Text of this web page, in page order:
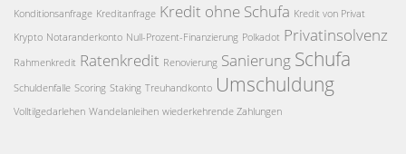
Konditionsanfrage Kreditanfrage Kredit ohne Schufa Kredit von Privat
Krypto Notaranderkonto Null-Prozent-Finanzierung Polkadot Privatinsolvenz
Rahmenkredit Ratenkredit Renovierung Sanierung Schufa
Schuldenfalle Scoring Staking Treuhandkonto Umschuldung
Volltilgedarlehen Wandelanleihen wiederkehrende Zahlungen